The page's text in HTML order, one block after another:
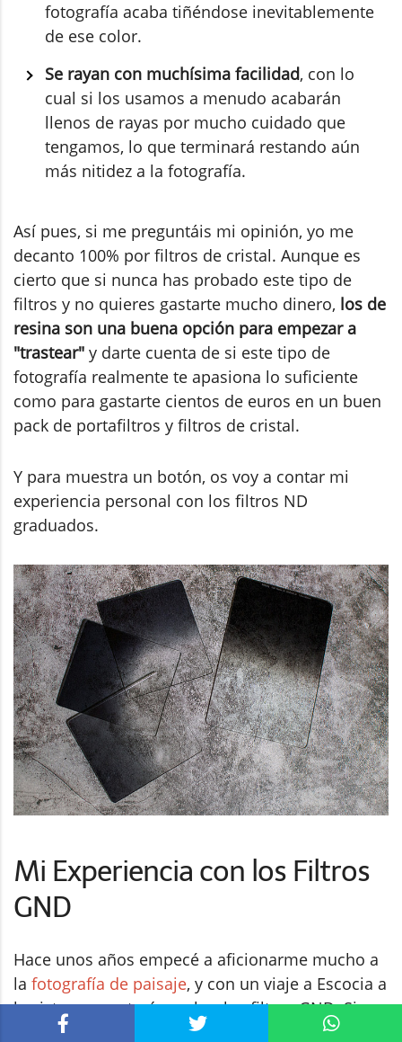
fotografía acaba tiñéndose inevitablemente
de ese color.
Se rayan con muchísima facilidad, con lo
cual si los usamos a menudo acabarán
llenos de rayas por mucho cuidado que
tengamos, lo que terminará restando aún
más nitidez a la fotografía.
Así pues, si me preguntáis mi opinión, yo me
decanto 100% por filtros de cristal. Aunque es
cierto que si nunca has probado este tipo de
filtros y no quieres gastarte mucho dinero, los de
resina son una buena opción para empezar a
"trastear" y darte cuenta de si este tipo de
fotografía realmente te apasiona lo suficiente
como para gastarte cientos de euros en un buen
pack de portafiltros y filtros de cristal.
Y para muestra un botón, os voy a contar mi
experiencia personal con los filtros ND
graduados.
Mi Experiencia con los Filtros
GND
Hace unos años empecé a aficionarme mucho a
la fotografía de paisaje, y con un viaje a Escocia a
la vista me apetecía probar los filtros GND. Sin
embargo, cuando empecé a mirar precios vi que